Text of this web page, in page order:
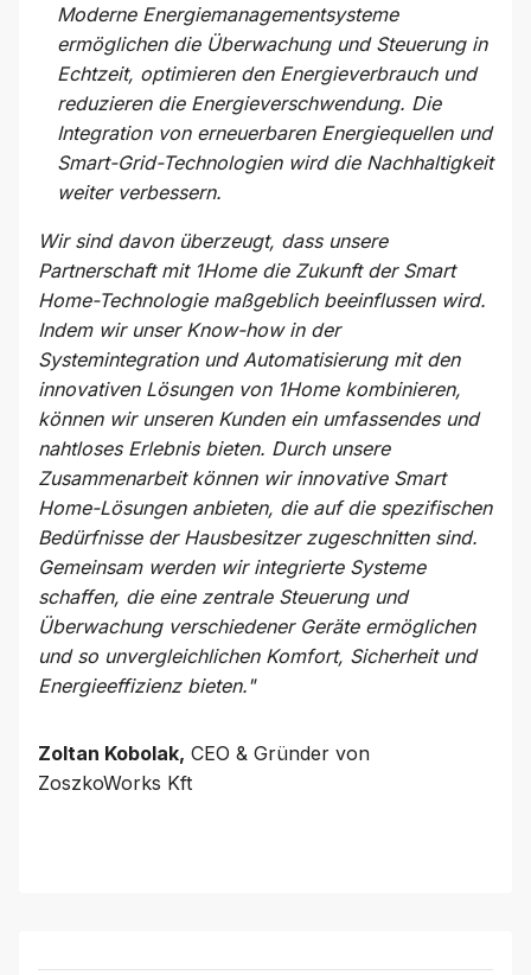
Moderne Energiemanagementsysteme
ermöglichen die Überwachung und Steuerung in
Echtzeit, optimieren den Energieverbrauch und
reduzieren die Energieverschwendung. Die
Integration von erneuerbaren Energiequellen und
Smart-Grid-Technologien wird die Nachhaltigkeit
weiter verbessern.
Wir sind davon überzeugt, dass unsere
Partnerschaft mit 1Home die Zukunft der Smart
Home-Technologie maßgeblich beeinflussen wird.
Indem wir unser Know-how in der
Systemintegration und Automatisierung mit den
innovativen Lösungen von 1Home kombinieren,
können wir unseren Kunden ein umfassendes und
nahtloses Erlebnis bieten. Durch unsere
Zusammenarbeit können wir innovative Smart
Home-Lösungen anbieten, die auf die spezifischen
Bedürfnisse der Hausbesitzer zugeschnitten sind.
Gemeinsam werden wir integrierte Systeme
schaffen, die eine zentrale Steuerung und
Überwachung verschiedener Geräte ermöglichen
und so unvergleichlichen Komfort, Sicherheit und
Energieeffizienz bieten."
Zoltan Kobolak, CEO & Gründer von
ZoszkoWorks Kft